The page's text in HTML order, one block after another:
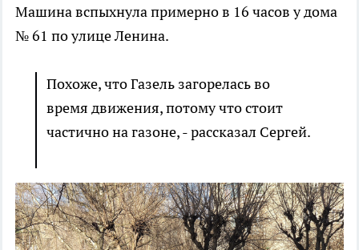
Машина вспыхнула примерно в 16 часов у дома
№ 61 по улице Ленина.
Похоже, что Газель загорелась во
время движения, потому что стоит
частично на газоне, - рассказал Сергей.